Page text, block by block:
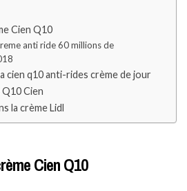
Cien Q10
anti ride 60 millions de
cien q10 anti-rides crème de jour
Cien
la crème Lidl
Cien Q10